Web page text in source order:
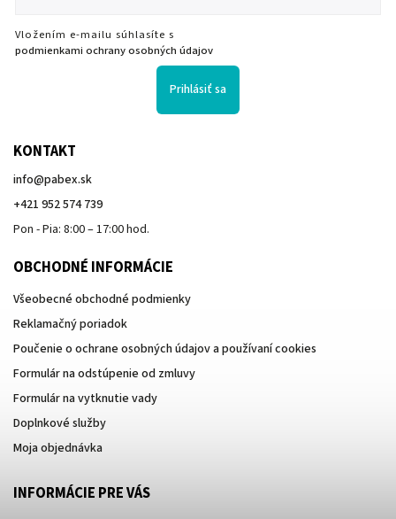
Vložením e-mailu súhlasíte s
podmienkami ochrany osobných údajov
Prihlásiť sa
KONTAKT
info@pabex.sk
+421 952 574 739
Pon - Pia: 8:00 – 17:00 hod.
OBCHODNÉ INFORMÁCIE
Všeobecné obchodné podmienky
Reklamačný poriadok
Poučenie o ochrane osobných údajov a používaní cookies
Formulár na odstúpenie od zmluvy
Formulár na vytknutie vady
Doplnkové služby
Moja objednávka
INFORMÁCIE PRE VÁS